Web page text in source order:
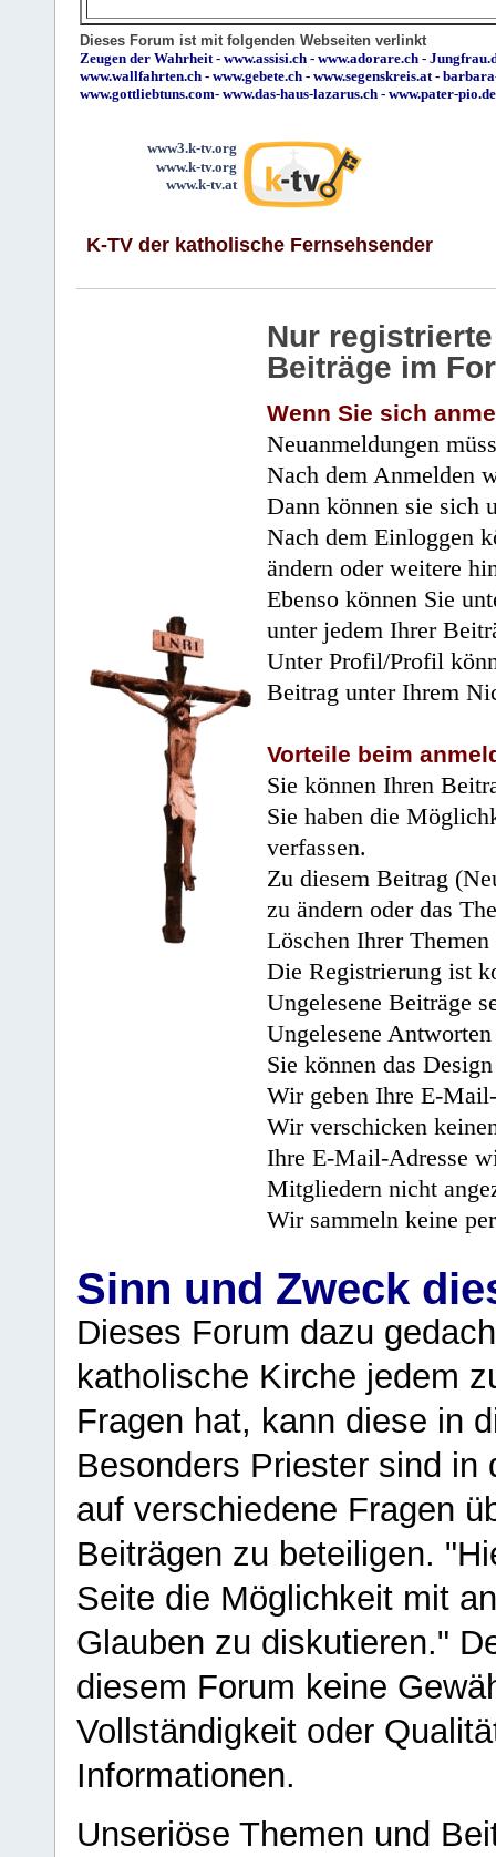
Dieses Forum ist mit folgenden Webseiten verlinkt
Zeugen der Wahrheit - www.assisi.ch - www.adorare.ch -
www.wallfahrten.ch - www.gebete.ch - www.segenskreis.at -
www.gottliebtuns.com- www.das-haus-lazarus.ch - www.pater-pio.de
www3.k-tv.org
www.k-tv.org
www.k-tv.at
K-TV der katholische Fernsehsender
Nur
Beiträge im
Wenn Sie sich
Neuanmeldungen
Nach dem Anmelden
Dann können sie sich
Nach dem Einloggen
ändern oder weitere
Ebenso können Sie
unter jedem Ihrer
Unter Profil/Profil
Beitrag unter Ihrem
Vorteile beim
Sie können Ihren
Sie haben die
verfassen.
Zu diesem Beitrag
zu ändern oder das
Löschen Ihrer
Die Registrierung ist
Ungelesene Beiträge
Ungelesene
Sie können das
Wir geben Ihre E-
Wir verschicken
Ihre E-Mail-Adresse
Mitgliedern nicht
Wir sammeln keine
Sinn und Zweck
Dieses Forum dazu
katholische Kirche jedem
Fragen hat, kann diese in
Besonders Priester sind in
auf verschiedene Fragen
Beiträgen zu beteiligen.
Seite die Möglichkeit mit
Glauben zu diskutieren."
diesem Forum keine
Vollständigkeit oder
Informationen.
Unseriöse Themen und